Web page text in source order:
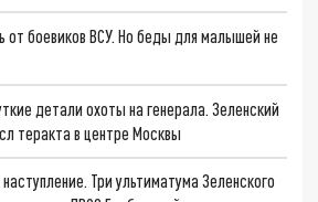
от боевиков ВСУ. Но беды для малышей не
детали охоты на генерала. Зеленский
теракта в центре Москвы
Три ультиматума Зеленского